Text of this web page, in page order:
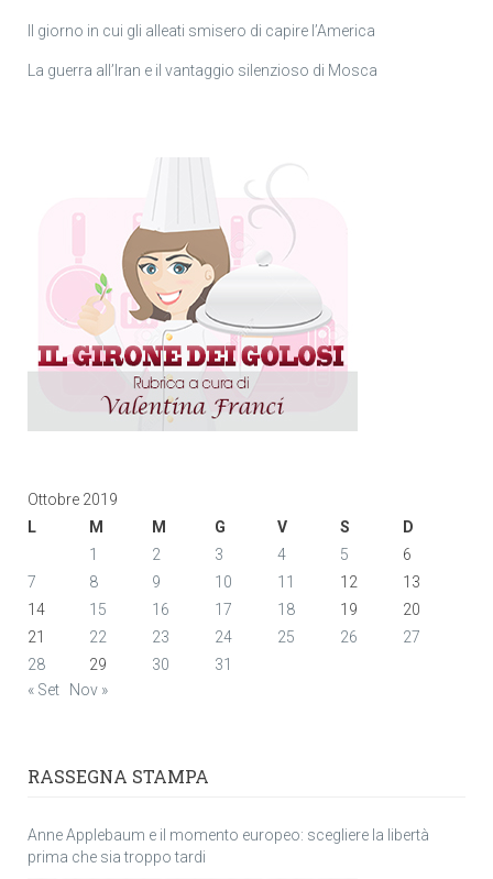
Il giorno in cui gli alleati smisero di capire l’America
La guerra all’Iran e il vantaggio silenzioso di Mosca
Ottobre 2019
L
M M G V S
D
1
2 3 4 5
6
7
8 9 10 11 12
13
14
15 16 17 18 19
20
21
22 23 24 25 26
27
28
29 30
31
« Set
Nov »
RASSEGNA STAMPA
Anne Applebaum e il momento europeo: scegliere la libertà
prima che sia troppo tardi